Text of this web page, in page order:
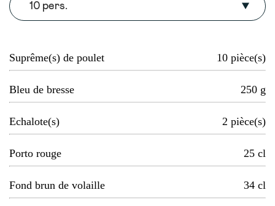
10 pers.
Suprême(s) de poulet 10 pièce(s)
Bleu de bresse 250 g
Echalote(s) 2 pièce(s)
Porto rouge 25 cl
Fond brun de volaille 34 cl